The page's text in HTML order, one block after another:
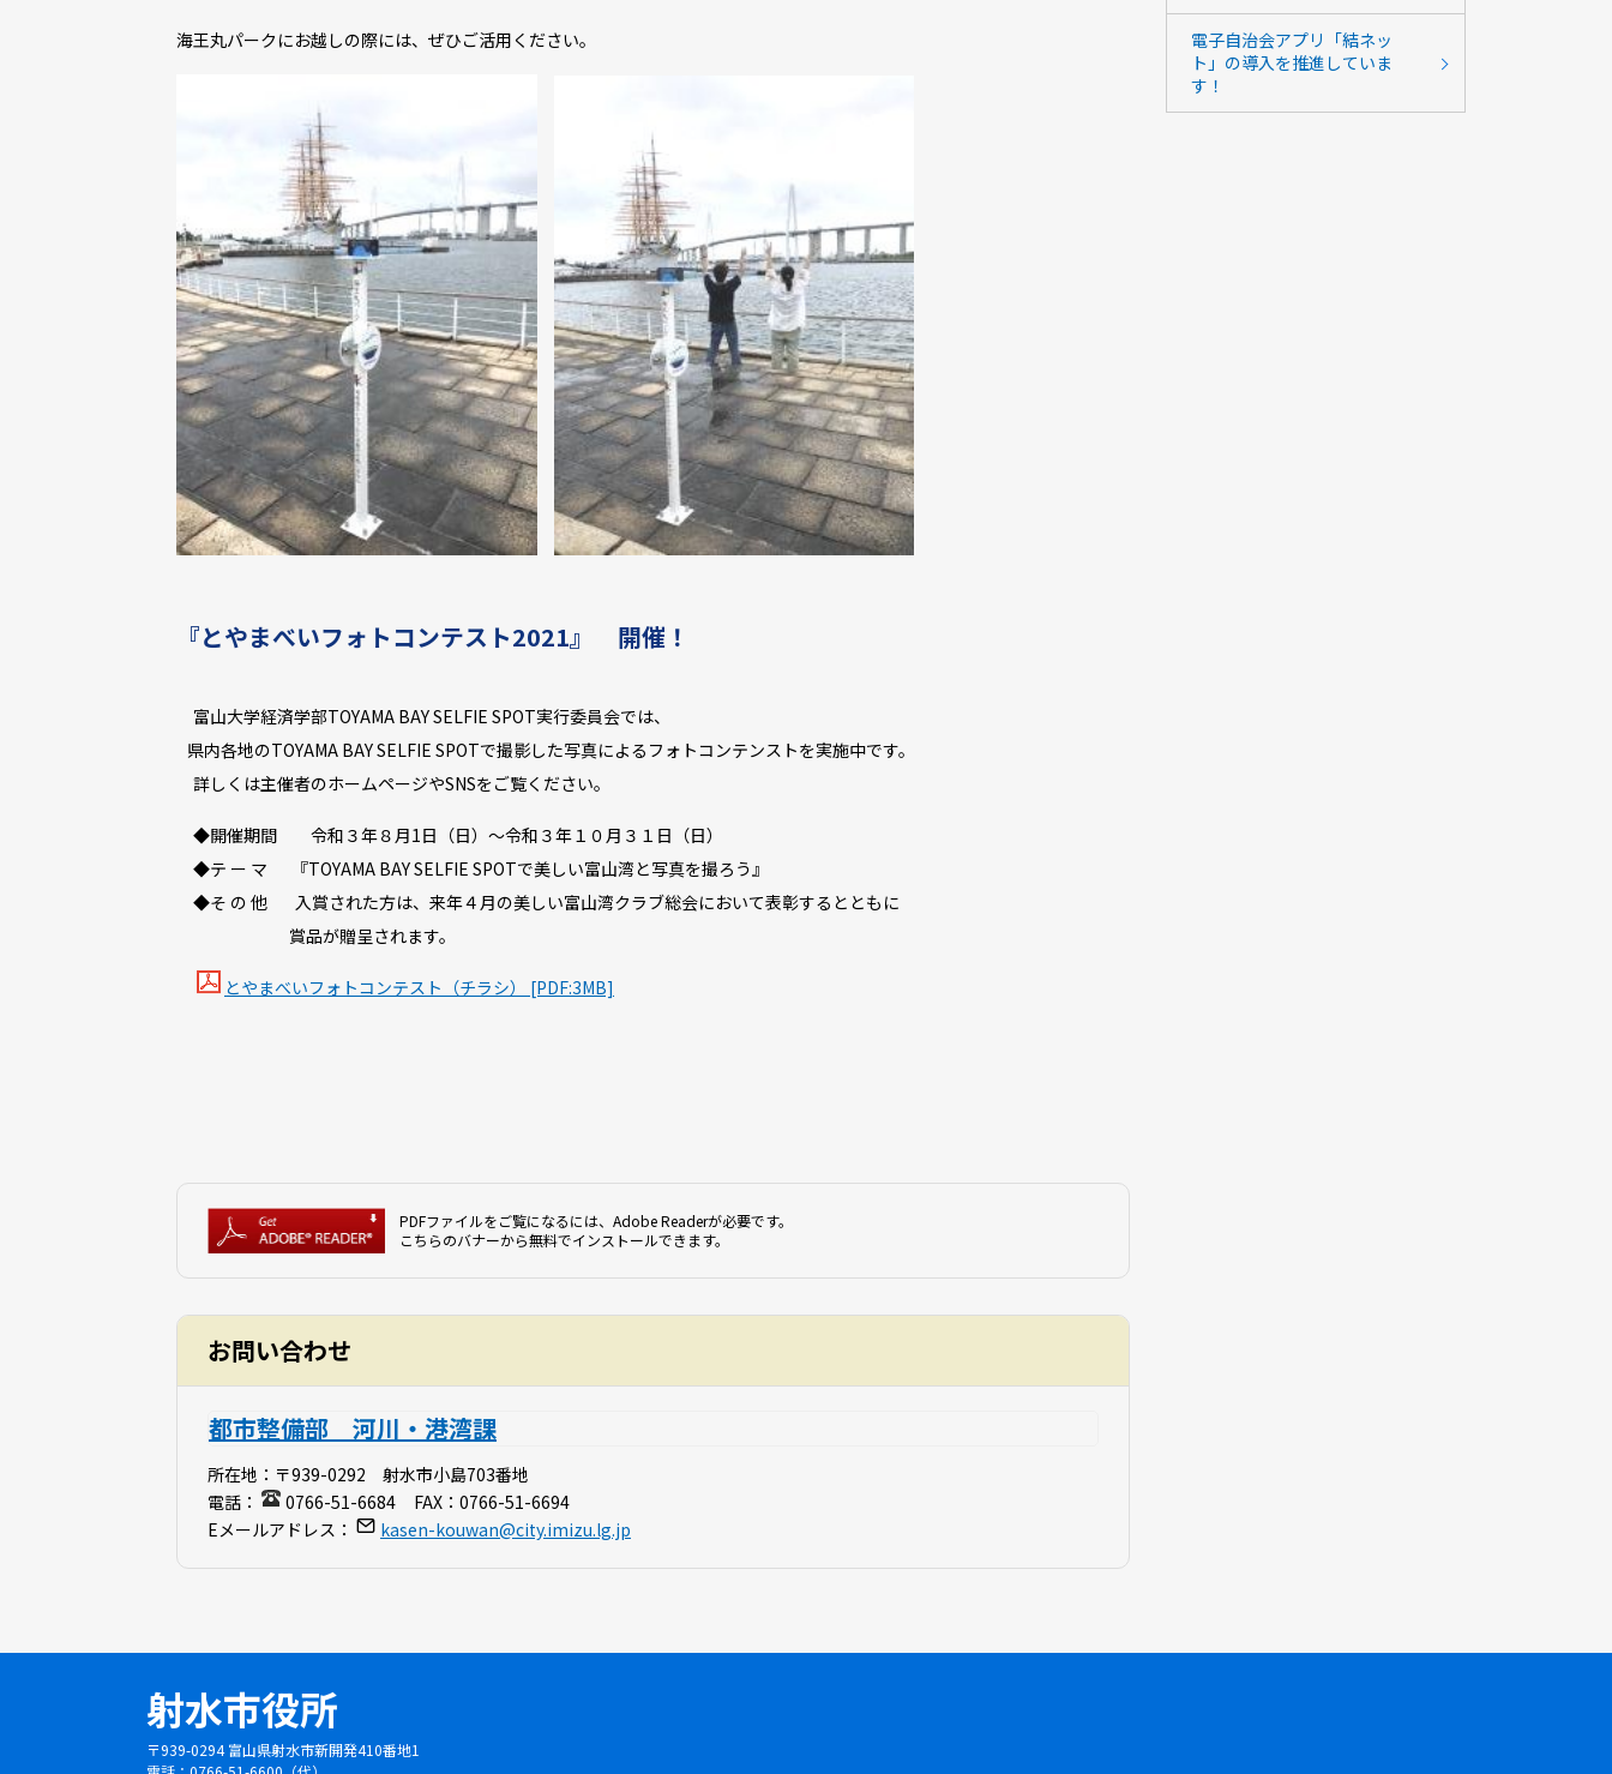
海王丸パークにお越しの際には、ぜひご活用ください。
『とやまべいフォトコンテスト2021』 開催！
富山大学経済学部TOYAMA BAY SELFIE SPOT実行委員会では、
県内各地のTOYAMA BAY SELFIE SPOTで撮影した写真によるフォトコンテンストを実施中です。
詳しくは主催者のホームページやSNSをご覧ください。
◆開催期間 令和３年８月1日（日）～令和３年１０月３１日（日）
◆テ ー マ 『TOYAMA BAY SELFIE SPOTで美しい富山湾と写真を撮ろう』
◆そ の 他 入賞された方は、来年４月の美しい富山湾クラブ総会において表彰するとともに
賞品が贈呈されます。
とやまべいフォトコンテスト（チラシ） [PDF:3MB]
PDFファイルをご覧になるには、Adobe Readerが必要です。
こちらのバナーから無料でインストールできます。
お問い合わせ
都市整備部 河川・港湾課
所在地： 〒939-0292 射水市小島703番地
電話：
0766-51-6684 FAX： 0766-51-6694
Eメールアドレス：
kasen-kouwan@city.imizu.lg.jp
電子自治会アプリ「結ネッ
ト」の導入を推進していま
す！
射水市役所
〒939-0294 富山県射水市新開発410番地1